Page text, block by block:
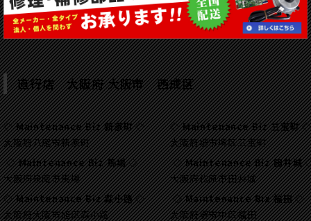
直行店 大阪府 大阪市 西成区
◇ Maintenance Biz 新家町 ◇
大阪府八尾市新家町
◇ Maintenance Biz 三宝町
大阪府堺市堺区三宝町
◇ Maintenance Biz 馬場 ◇
大阪府泉南市馬場
◇ Maintenance Biz 田井城
大阪府松原市田井城
◇ Maintenance Biz 森小路 ◇
大阪府大阪市旭区森小路
◇ Maintenance Biz 福田 ◇
大阪府堺市中区福田